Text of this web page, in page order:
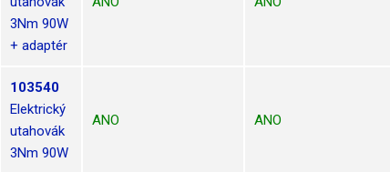
3Nm 90W
+ adaptér
103540
Elektrický
utahovák
3Nm 90W
ANO ANO